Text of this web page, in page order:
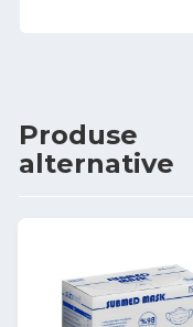
Produse
alternative